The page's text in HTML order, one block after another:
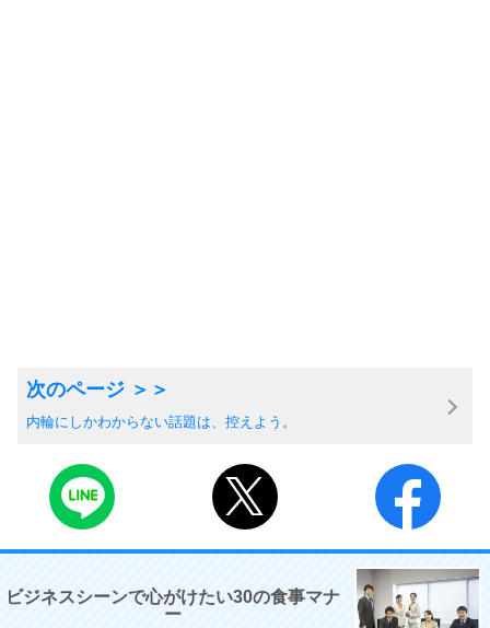
内輪にしかわからない話題は、控えよう。
ビジネスシーンで心がけたい30の食事マナ
ー